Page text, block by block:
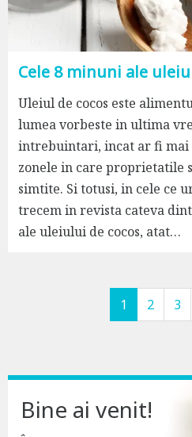
Cele 8 minuni ale
Uleiul de cocos este
lumea vorbeste in ultima
intrebuintari, incat ar fi mai
zonele in care proprietatile
simtite. Si totusi, in cele ce
trecem in revista cateva
ale uleiului de cocos, atat…
t
1 2 3
Bine ai venit!